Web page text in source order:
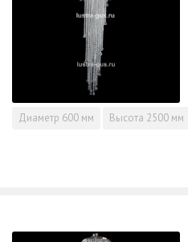
Диаметр 600 мм Высота 2500 мм